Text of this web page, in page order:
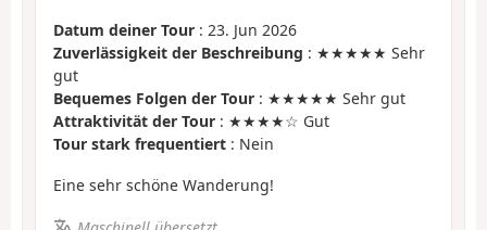
Datum deiner Tour : 23. Jun 2026
Zuverlässigkeit der Beschreibung : ★★★★★ Sehr
gut
Bequemes Folgen der Tour : ★★★★★ Sehr gut
Attraktivität der Tour : ★★★★☆ Gut
Tour stark frequentiert : Nein
Eine sehr schöne Wanderung!